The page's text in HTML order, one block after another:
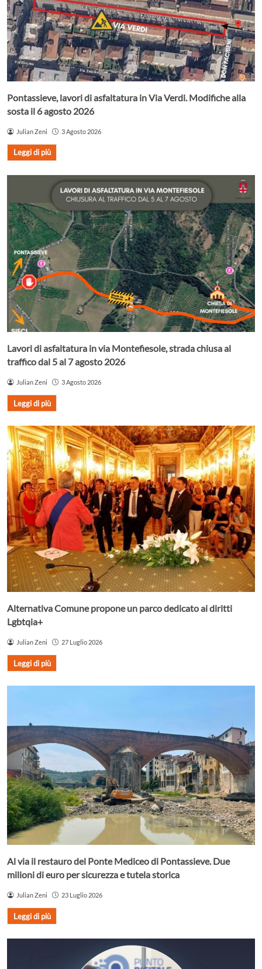
Pontassieve, lavori di asfaltatura in Via Verdi. Modifiche alla
sosta il 6 agosto 2026
Julian Zeni 3 Agosto 2026
Leggi di più
Lavori di asfaltatura in via Montefiesole, strada chiusa al
traffico dal 5 al 7 agosto 2026
Julian Zeni 3 Agosto 2026
Leggi di più
Alternativa Comune propone un parco dedicato ai diritti
Lgbtqia+
Julian Zeni 27 Luglio 2026
Leggi di più
Al via il restauro del Ponte Mediceo di Pontassieve. Due
milioni di euro per sicurezza e tutela storica
Julian Zeni 23 Luglio 2026
Leggi di più